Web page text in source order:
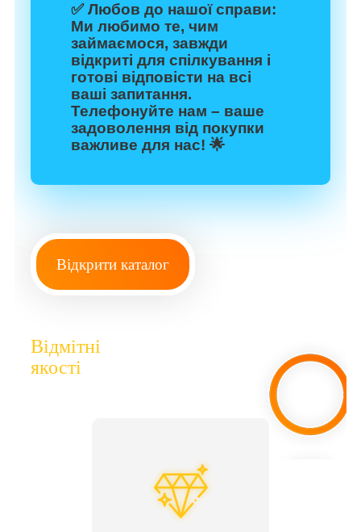
✅Любов до нашої справи:
Ми любимо те, чим
займаємося, завжди
відкриті для спілкування і
готові відповісти на всі
ваші запитання.
Телефонуйте нам – ваше
задоволення від покупки
важливе для нас! 🌟
Відкрити каталог
Відмітні
якості